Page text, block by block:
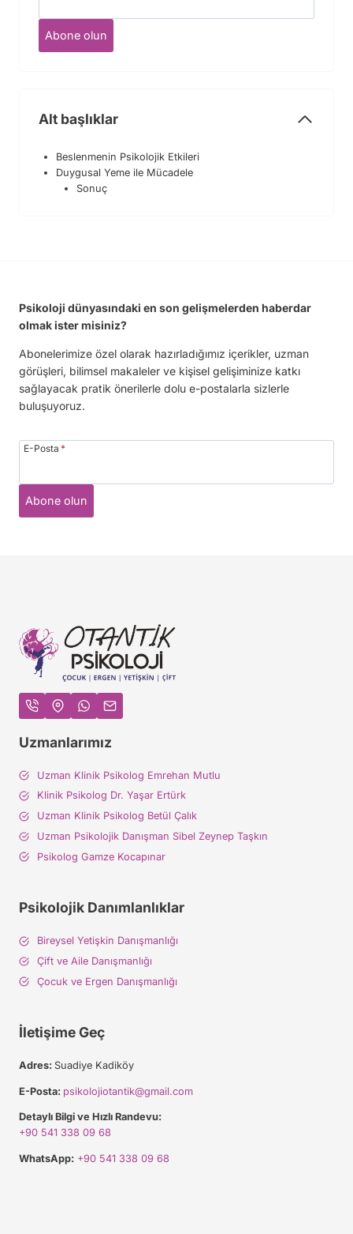
Abone olun
Alt başlıklar
Beslenmenin Psikolojik Etkileri
Duygusal Yeme ile Mücadele
Sonuç
Psikoloji dünyasındaki en son gelişmelerden haberdar
olmak ister misiniz?
Abonelerimize özel olarak hazırladığımız içerikler, uzman
görüşleri, bilimsel makaleler ve kişisel gelişiminize katkı
sağlayacak pratik önerilerle dolu e-postalarla sizlerle
buluşuyoruz.
E-Posta *
Abone olun
Uzmanlarımız
Uzman Klinik Psikolog Emrehan Mutlu
Klinik Psikolog Dr. Yaşar Ertürk
Uzman Klinik Psikolog Betül Çalık
Uzman Psikolojik Danışman Sibel Zeynep Taşkın
Psikolog Gamze Kocapınar
Psikolojik Danımlanlıklar
Bireysel Yetişkin Danışmanlığı
Çift ve Aile Danışmanlığı
Çocuk ve Ergen Danışmanlığı
İletişime Geç
Adres: Suadiye Kadiköy
E-Posta: psikolojiotantik@gmail.com
Detaylı Bilgi ve Hızlı Randevu:
+90 541 338 09 68
WhatsApp: +90 541 338 09 68